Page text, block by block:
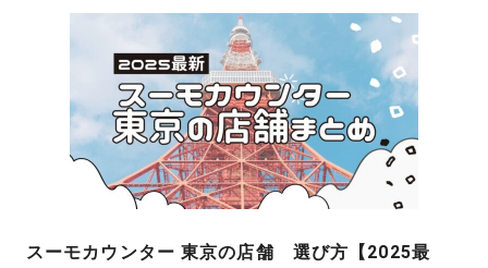
スーモカウンター 東京の店舗 選び方【2025最